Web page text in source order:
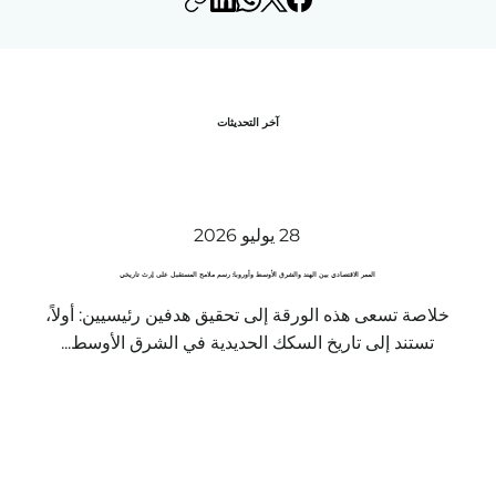
آخر التحديثات
28 يوليو 2026
الممر الاقتصادي بين الهند والشرق الأوسط وأوروبا: رسم ملامح المستقبل على إرث تاريخي
خلاصة تسعى هذه الورقة إلى تحقيق هدفين رئيسيين: أولاً،
تستند إلى تاريخ السكك الحديدية في الشرق الأوسط...